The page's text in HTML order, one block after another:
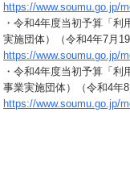
https://www.soumu.go.jp/
・令和4年度当初予算「
実施団体）（令和4年7月
https://www.soumu.go.jp/
・令和4年度当初予算「
事業実施団体）（令和4年8
https://www.soumu.go.jp/